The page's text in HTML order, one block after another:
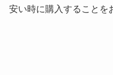
安い時に購入することを